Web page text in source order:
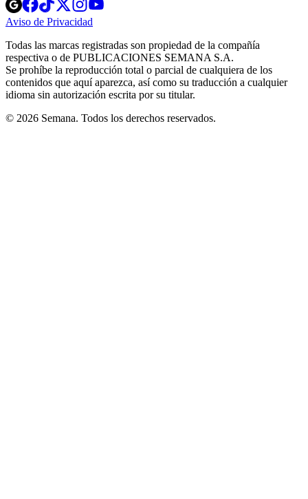
in
new
in
new
in
new
window
new
windowwindow
Aviso de Privacidad
new
window
Todas las marcas registradas son propiedad de la compañía
respectiva o de PUBLICACIONES SEMANA S.A.
Se prohíbe la reproducción total o parcial de cualquiera de los
contenidos que aquí aparezca, así como su traducción a cualquier
idioma sin autorización escrita por su titular.
© 2026 Semana. Todos los derechos reservados.